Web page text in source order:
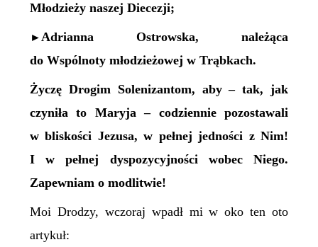
Młodzieży naszej Diecezji;
►Adrianna Ostrowska, należąca
do Wspólnoty młodzieżowej w Trąbkach.
Życzę Drogim Solenizantom, aby – tak, jak
czyniła to Maryja – codzienniepozostawali
w bliskości Jezusa, w pełnej jedności z Nim!
I w pełnej dyspozycyjności wobec Niego.
Zapewniam o modlitwie!
Moi Drodzy, wczoraj wpadł mi w oko ten oto
artykuł: